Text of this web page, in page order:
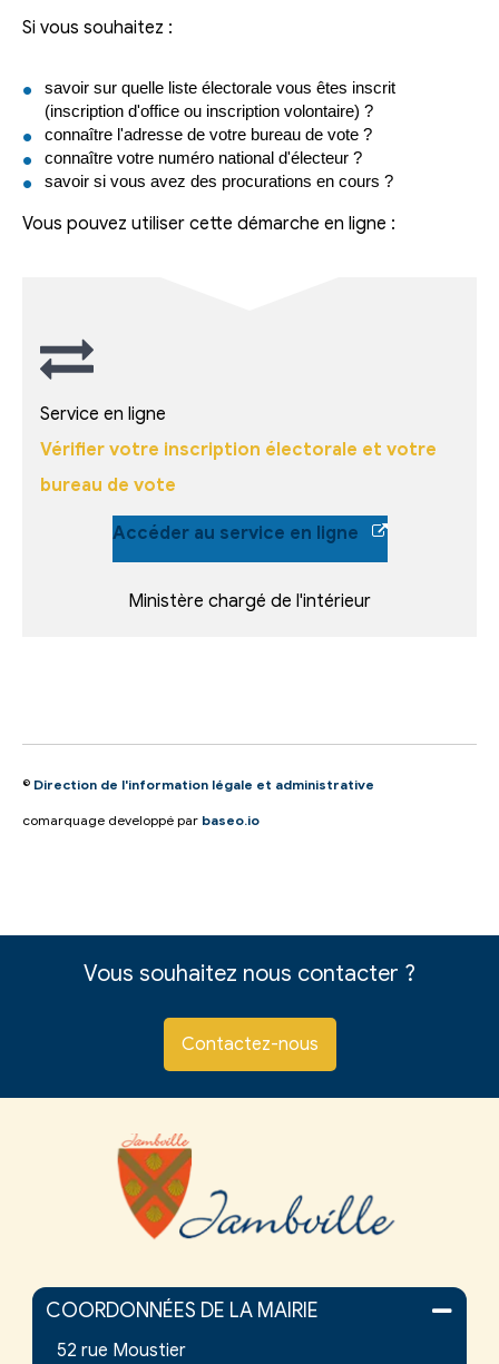
Si vous souhaitez :
savoir sur quelle liste électorale vous êtes inscrit
(inscription d'office ou inscription volontaire) ?
connaître l'adresse de votre bureau de vote ?
connaître votre numéro national d'électeur ?
savoir si vous avez des procurations en cours ?
Vous pouvez utiliser cette démarche en ligne :
Service en ligne
Vérifier votre inscription électorale et votre
bureau de vote
Accéder au service en ligne
Ministère chargé de l'intérieur
© Direction de l'information légale et administrative
comarquage developpé par baseo.io
Vous souhaitez nous contacter ?
Contactez-nous
COORDONNÉES DE LA MAIRIE
52 rue Moustier